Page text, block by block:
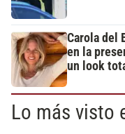
Carola del
en la
un look
Lo más visto